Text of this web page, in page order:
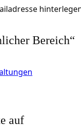
Bereich“
auf